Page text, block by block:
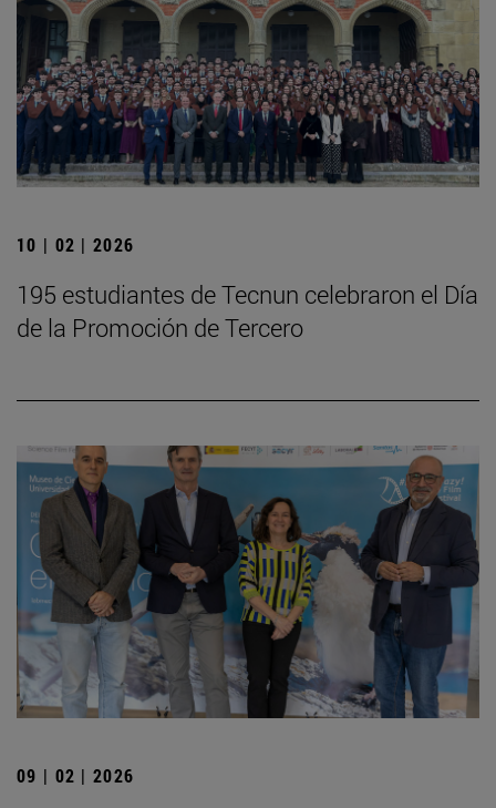
10 | 02 | 2026
195 estudiantes de Tecnun celebraron el Día
de la Promoción de Tercero
09 | 02 | 2026